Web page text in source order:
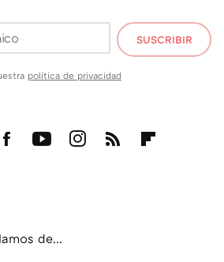
SUSCRIBIR
política de privacidad
de...